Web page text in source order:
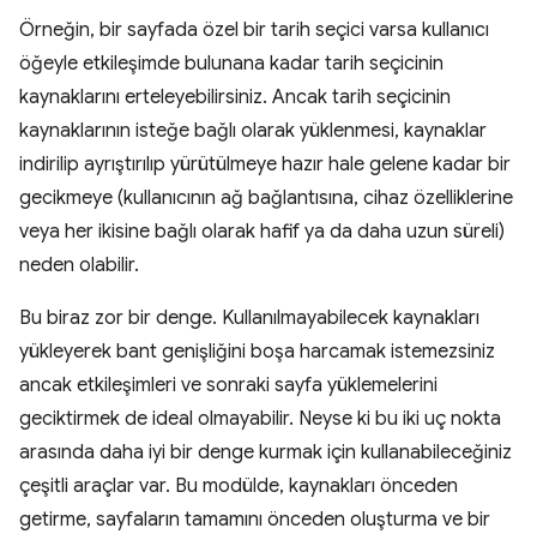
Örneğin, bir sayfada özel bir tarih seçici varsa kullanıcı
öğeyle etkileşimde bulunana kadar tarih seçicinin
kaynaklarını erteleyebilirsiniz. Ancak tarih seçicinin
kaynaklarının isteğe bağlı olarak yüklenmesi, kaynaklar
indirilip ayrıştırılıp yürütülmeye hazır hale gelene kadar bir
gecikmeye (kullanıcının ağ bağlantısına, cihaz özelliklerine
veya her ikisine bağlı olarak hafif ya da daha uzun süreli)
neden olabilir.
Bu biraz zor bir denge. Kullanılmayabilecek kaynakları
yükleyerek bant genişliğini boşa harcamak istemezsiniz
ancak etkileşimleri ve sonraki sayfa yüklemelerini
geciktirmek de ideal olmayabilir. Neyse ki bu iki uç nokta
arasında daha iyi bir denge kurmak için kullanabileceğiniz
çeşitli araçlar var. Bu modülde, kaynakları önceden
getirme, sayfaların tamamını önceden oluşturma ve bir